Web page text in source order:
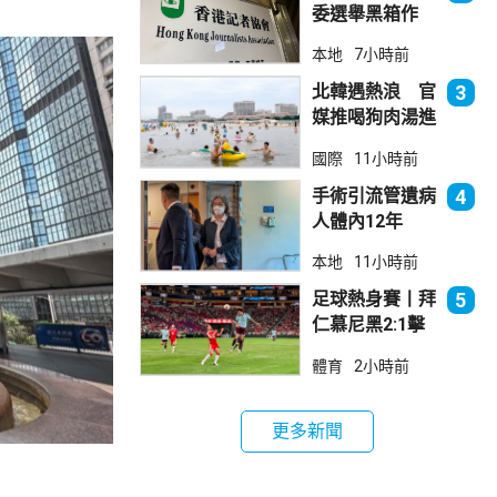
委選舉黑箱作
國安一定「釘死
你」
本地 7小時前
北韓遇熱浪 官
媒推喝狗肉湯進
3
國際 11小時前
手術引流管遺病
人體內12年
業失當除牌1個
月
4
本地 11小時前
足球熱身賽丨拜
仁慕尼黑2:1擊
5
體育 2小時前
更多新聞